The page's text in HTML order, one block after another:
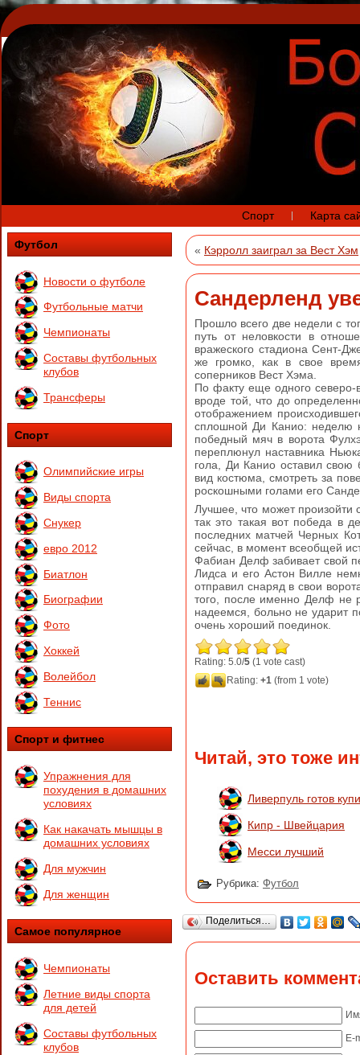
Спорт Карта
Футбол
Новости о футболе
Футбольные матчи
Чемпионаты
Составы футбольных
клубов
Трансферы
Спорт
Олимпийские игры
Виды спорта
Снукер
евро 2012
Биатлон
Биографии
Фото
Хоккей
Волейбол
Теннис
Спорт и фитнес
Упражнения для
похудения в домашних
условиях
Как накачать мышцы в
домашних условиях
Для мужчин
Для женщин
Самое популярное
Чемпионаты
Летние виды спорта
для детей
Составы футбольных
клубов
« Кэрролл заиграл за Вест Хэм
Сандерленд
Прошло всего две недели с
путь от неловкости в
вражеского стадиона Сент-
же громко, как в свое
соперников Вест Хэма.
По факту еще одного северо-
вроде той, что до
отображением
сплошной Ди Канио: неделю
победный мяч в ворота
переплюнул наставника
гола, Ди Канио оставил
вид костюма, смотреть за
роскошными голами его
Лучшее, что может
так это такая вот победа в
последних матчей Черных
сейчас, в момент всеобщей
Фабиан Делф забивает свой
Лидса и его Астон Вилле
отправил снаряд в свои
того, после именно Делф не
надеемся, больно не ударит
очень хороший поединок.
Rating: 5.0/5 (1 vote cast)
Rating: +1 (from 1 vote)
Читай, это тоже
Ливерпуль готов
Кипр - Швейцария
Месси лучший
Рубрика: Футбол
Поделиться…
Оставить
E-